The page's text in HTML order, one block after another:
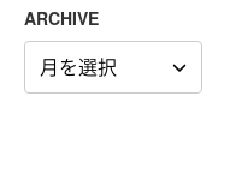
ARCHIVE
ARCHIVE